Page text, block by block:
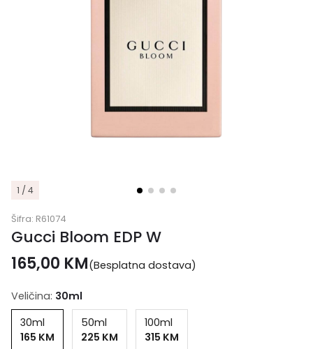
1 / 4
Šifra: R61074
Gucci Bloom EDP W
165,00 KM(Besplatna dostava)
Veličina: 30ml
30ml
165 KM
50ml
225 KM
100ml
315 KM